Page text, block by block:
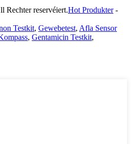
Rechter reservéiert.Hot Produkter-
Testkit, Gewebetest, Afla Sensor
, Gentamicin Testkit,